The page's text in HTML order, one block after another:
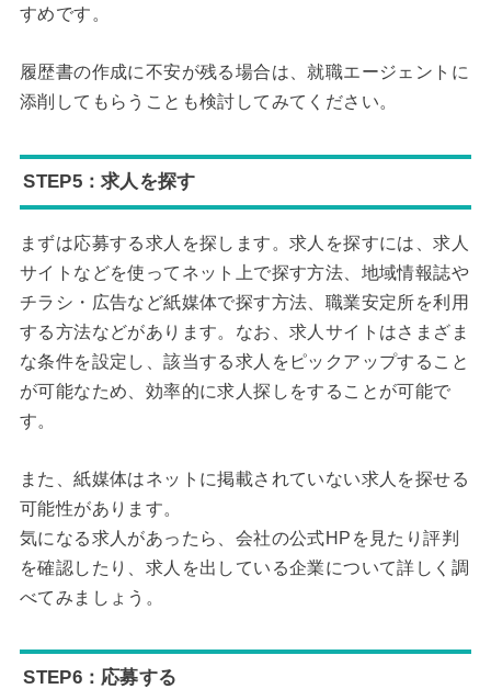
すめです。
履歴書の作成に不安が残る場合は、就職エージェントに
添削してもらうことも検討してみてください。
STEP5：求人を探す
まずは応募する求人を探します。求人を探すには、求人
サイトなどを使ってネット上で探す方法、地域情報誌や
チラシ・広告など紙媒体で探す方法、職業安定所を利用
する方法などがあります。なお、求人サイトはさまざま
な条件を設定し、該当する求人をピックアップすること
が可能なため、効率的に求人探しをすることが可能で
す。
また、紙媒体はネットに掲載されていない求人を探せる
可能性があります。
気になる求人があったら、会社の公式HPを見たり評判
を確認したり、求人を出している企業について詳しく調
べてみましょう。
STEP6：応募する